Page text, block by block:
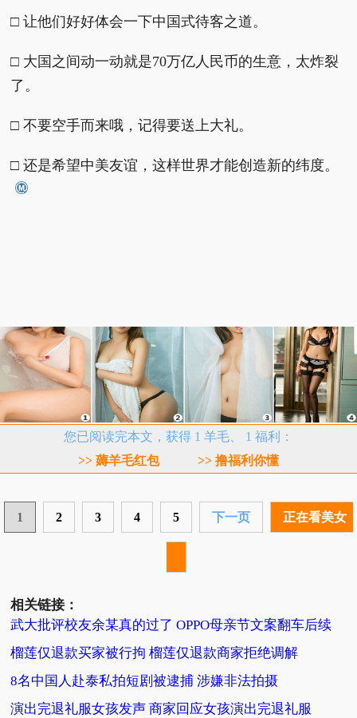
□ 让他们好好体会一下中国式待客之道。
□ 大国之间动一动就是70万亿人民币的生意，太炸裂
了。
□ 不要空手而来哦，记得要送上大礼。
□ 还是希望中美友谊，这样世界才能创造新的纬度。
您已阅读完本文，获得 1 羊毛、 1 福利：
>> 薅羊毛红包
>> 撸福利你懂
1 2 3 4 5 下一页 正在看美女
相关链接：
武大批评校友余某真的过了 OPPO母亲节文案翻车后续
榴莲仅退款买家被行拘 榴莲仅退款商家拒绝调解
8名中国人赴泰私拍短剧被逮捕 涉嫌非法拍摄
演出完退礼服女孩发声 商家回应女孩演出完退礼服